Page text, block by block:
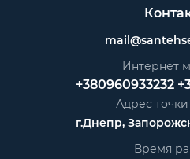
Интернет
+380960933232
Адрес
г.Днепр,
Время